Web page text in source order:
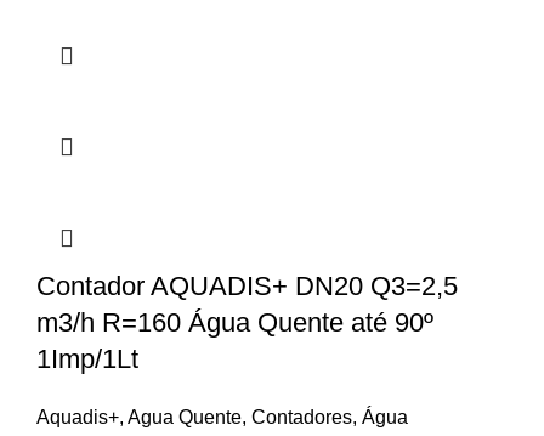
Contador AQUADIS+ DN20 Q3=2,5
m3/h R=160 Água Quente até 90º
1Imp/1Lt
Aquadis+, Agua Quente, Contadores, Água